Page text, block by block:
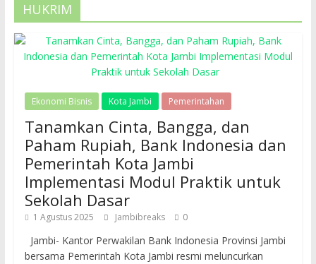
HUKRIM
Ekonomi Bisnis Kota Jambi Pemerintahan
Tanamkan Cinta, Bangga, dan
Paham Rupiah, Bank Indonesia dan
Pemerintah Kota Jambi
Implementasi Modul Praktik untuk
Sekolah Dasar
1 Agustus 2025 Jambibreaks 0
Jambi- Kantor Perwakilan Bank Indonesia Provinsi Jambi
bersama Pemerintah Kota Jambi resmi meluncurkan